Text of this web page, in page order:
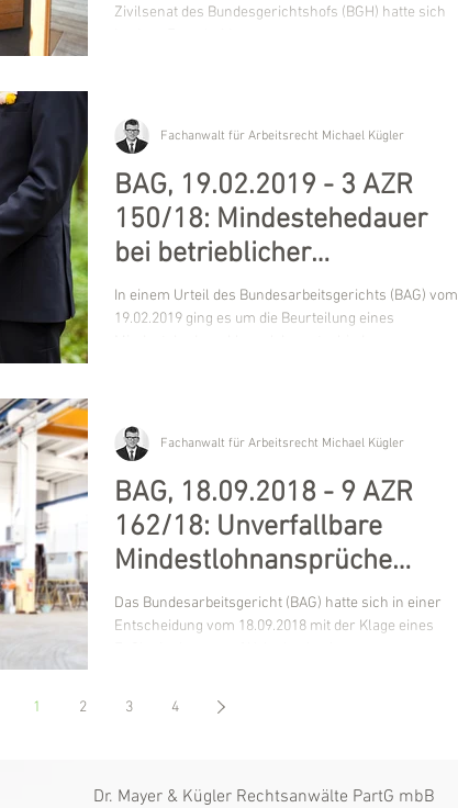
Zivilsenat des Bundesgerichtshofs (BGH) hatte sich
BAG, 19.02.2019 - 3 AZR
150/18: Mindestehedauer
bei betrieblicher
Altersversorgung
In einem Urteil des Bundesarbeitsgerichts (BAG) vom
19.02.2019 ging es um die Beurteilung eines
Fachanwalt für Arbeitsrecht Michael Kügler
BAG, 18.09.2018 - 9 AZR
162/18: Unverfallbare
Mindestlohnansprüche
versus Verfallklausel
Das Bundesarbeitsgericht (BAG) hatte sich in einer
Entscheidung vom 18.09.2018 mit der Klage eines
Fachanwalt für Arbeitsrecht Michael Kügler
1 2 3 4
Dr. Mayer & Kügler Rechtsanwälte PartG mbB